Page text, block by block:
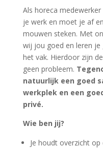
Als horeca
je werk en moet je af
mouwen steken. Met
wij jou goed en leren je
het vak. Hierdoor zijn
geen probleem.
natuurlijk een goed
werkplek en een
privé.
Wie ben jij?
Je houdt overzicht